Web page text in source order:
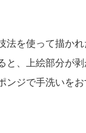
法を使って描かれ
と、上絵部分が
ンジで手洗いをお